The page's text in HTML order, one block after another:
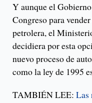
Y aunque el
Congreso para
petrolera, el
decidiera por esta
nuevo proceso de
como la ley de 1995
TAMBIÉN LEE: Las